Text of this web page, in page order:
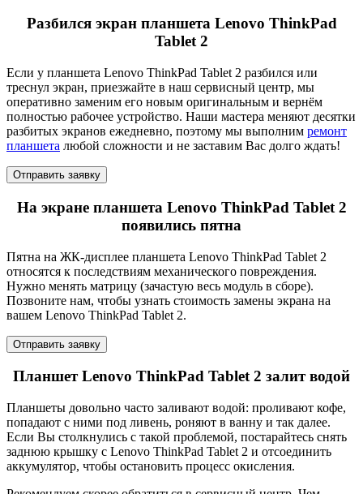
Разбился экран планшета Lenovo ThinkPad
Tablet 2
Если у планшета Lenovo ThinkPad Tablet 2 разбился или
треснул экран, приезжайте в наш сервисный центр, мы
оперативно заменим его новым оригинальным и вернём
полностью рабочее устройство. Наши мастера меняют десятки
разбитых экранов ежедневно, поэтому мы выполним ремонт
планшета любой сложности и не заставим Вас долго ждать!
Отправить заявку
На экране планшета Lenovo ThinkPad Tablet 2
появились пятна
Пятна на ЖК-дисплее планшета Lenovo ThinkPad Tablet 2
относятся к последствиям механического повреждения.
Нужно менять матрицу (зачастую весь модуль в сборе).
Позвоните нам, чтобы узнать стоимость замены экрана на
вашем Lenovo ThinkPad Tablet 2.
Отправить заявку
Планшет Lenovo ThinkPad Tablet 2 залит водой
Планшеты довольно часто заливают водой: проливают кофе,
попадают с ними под ливень, роняют в ванну и так далее.
Если Вы столкнулись с такой проблемой, постарайтесь снять
заднюю крышку с Lenovo ThinkPad Tablet 2 и отсоединить
аккумулятор, чтобы остановить процесс окисления.